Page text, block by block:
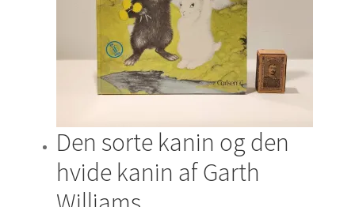
Den sorte kanin og den
hvide kanin af Garth